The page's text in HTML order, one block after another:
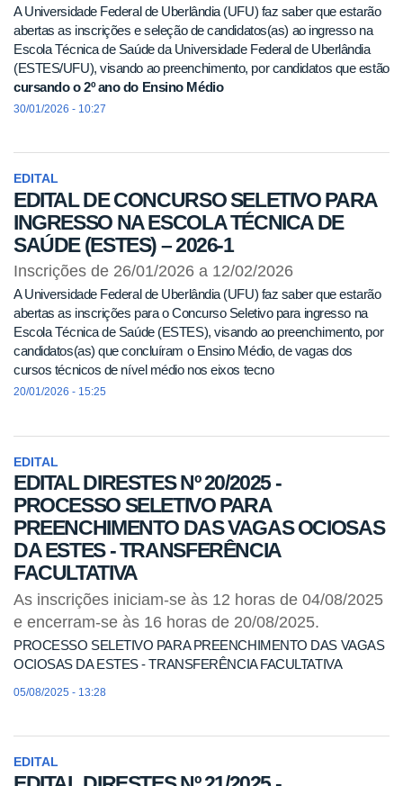
A Universidade Federal de Uberlândia (UFU) faz saber que estarão
abertas as inscrições e seleção de candidatos(as) ao ingresso na
Escola Técnica de Saúde da Universidade Federal de Uberlândia
(ESTES/UFU), visando ao preenchimento, por candidatos que estão
cursando o 2º ano do Ensino Médio
30/01/2026 - 10:27
EDITAL
EDITAL DE CONCURSO SELETIVO PARA
INGRESSO NA ESCOLA TÉCNICA DE
SAÚDE (ESTES) – 2026-1
Inscrições de 26/01/2026 a 12/02/2026
A Universidade Federal de Uberlândia (UFU) faz saber que estarão
abertas as inscrições para o Concurso Seletivo para ingresso na
Escola Técnica de Saúde (ESTES), visando ao preenchimento, por
candidatos(as) que concluíram o Ensino Médio, de vagas dos
cursos técnicos de nível médio nos eixos tecno
20/01/2026 - 15:25
EDITAL
EDITAL DIRESTES Nº 20/2025 -
PROCESSO SELETIVO PARA
PREENCHIMENTO DAS VAGAS OCIOSAS
DA ESTES - TRANSFERÊNCIA
FACULTATIVA
As inscrições iniciam-se às 12 horas de 04/08/2025
e encerram-se às 16 horas de 20/08/2025.
PROCESSO SELETIVO PARA PREENCHIMENTO DAS VAGAS
OCIOSAS DA ESTES - TRANSFERÊNCIA FACULTATIVA
05/08/2025 - 13:28
EDITAL